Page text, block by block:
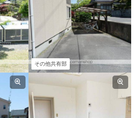
その他共有部